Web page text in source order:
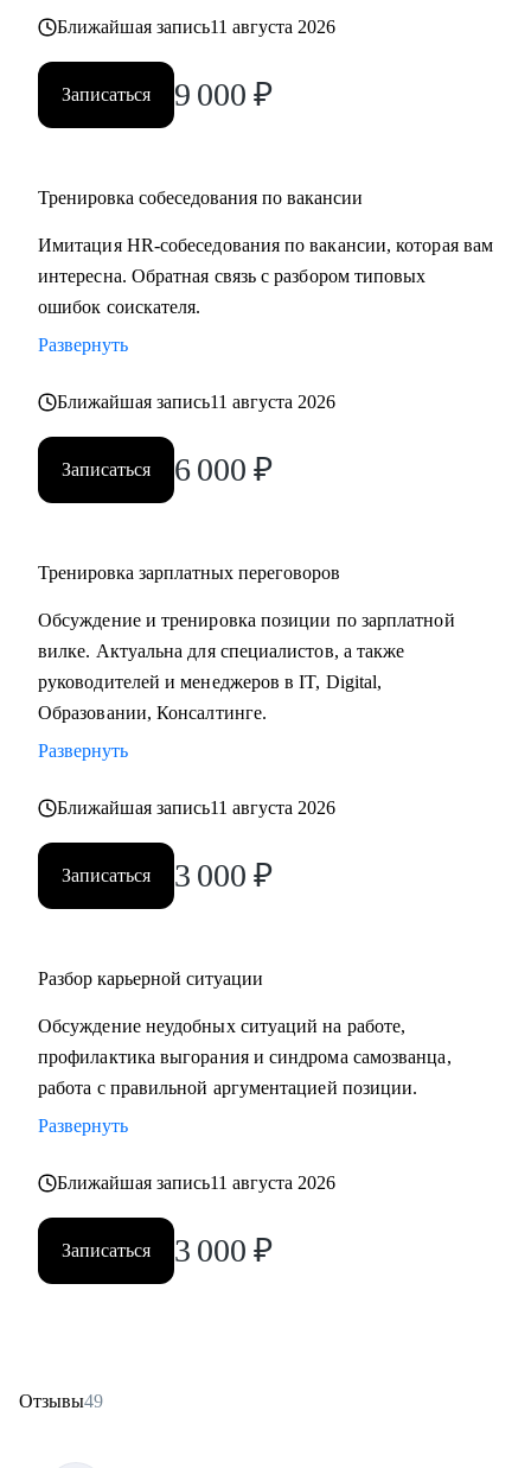
Ближайшая запись11 августа 2026
Записаться 9 000 ₽
Тренировка собеседования по вакансии
Имитация HR-собеседования по вакансии, которая вам
интересна. Обратная связь с разбором типовых
ошибок соискателя.
Развернуть
Ближайшая запись11 августа 2026
Записаться 6 000 ₽
Тренировка зарплатных переговоров
Обсуждение и тренировка позиции по зарплатной
вилке. Актуальна для специалистов, а также
руководителей и менеджеров в IT, Digital,
Образовании, Консалтинге.
Развернуть
Ближайшая запись11 августа 2026
Записаться 3 000 ₽
Разбор карьерной ситуации
Обсуждение неудобных ситуаций на работе,
профилактика выгорания и синдрома самозванца,
работа с правильной аргументацией позиции.
Развернуть
Ближайшая запись11 августа 2026
Записаться 3 000 ₽
Отзывы49